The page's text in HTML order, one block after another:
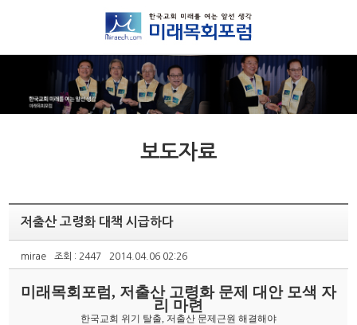
보도자료
저출산 고령화 대책 시급하다
mirae 조회 : 2447 2014.04.06 02:26
미래목회포럼, 저출산 고령화 문제 대안 모색 자
리 마련
한국교회 위기 탈출, 저출산 문제근원 해결해야